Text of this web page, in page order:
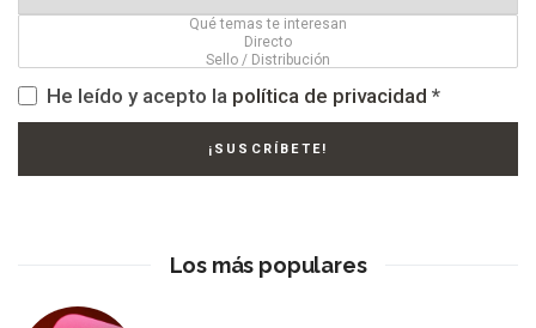
He leído y acepto la política de privacidad *
Los más populares